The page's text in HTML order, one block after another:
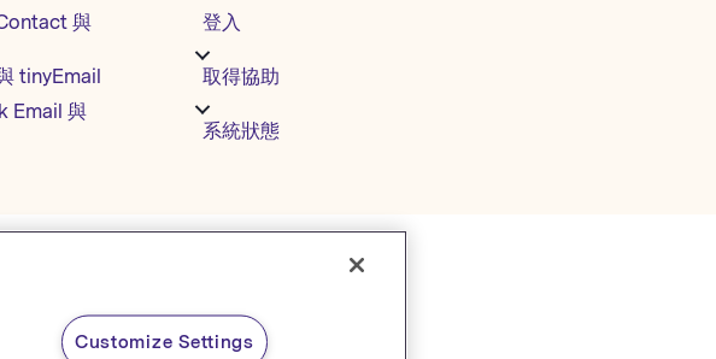
與
tinyEmail
Email 與
登入
取得協助
系統狀態
Customize Settings